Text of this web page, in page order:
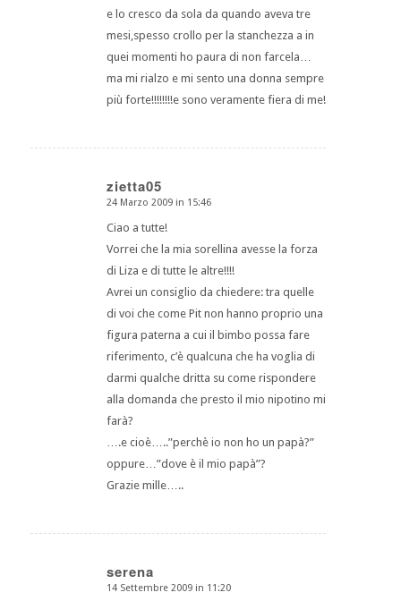
e lo cresco da sola da quando aveva tre
mesi,spesso crollo per la stanchezza a in
quei momenti ho paura di non farcela…
ma mi rialzo e mi sento una donna sempre
più forte!!!!!!!!e sono veramente fiera di me!
zietta05
dice:
24 Marzo 2009 in 15:46
Ciao a tutte!
Vorrei che la mia sorellina avesse la forza
di Liza e di tutte le altre!!!!
Avrei un consiglio da chiedere: tra quelle
di voi che come Pit non hanno proprio una
figura paterna a cui il bimbo possa fare
riferimento, c’è qualcuna che ha voglia di
darmi qualche dritta su come rispondere
alla domanda che presto il mio nipotino mi
farà?
….e cioè…..”perchè io non ho un papà?”
oppure…”dove è il mio papà”?
Grazie mille…..
serena
dice:
14 Settembre 2009 in 11:20